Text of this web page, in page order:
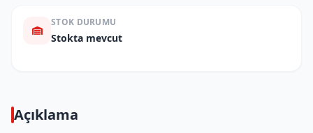
STOK DURUMU
Stokta mevcut
Açıklama